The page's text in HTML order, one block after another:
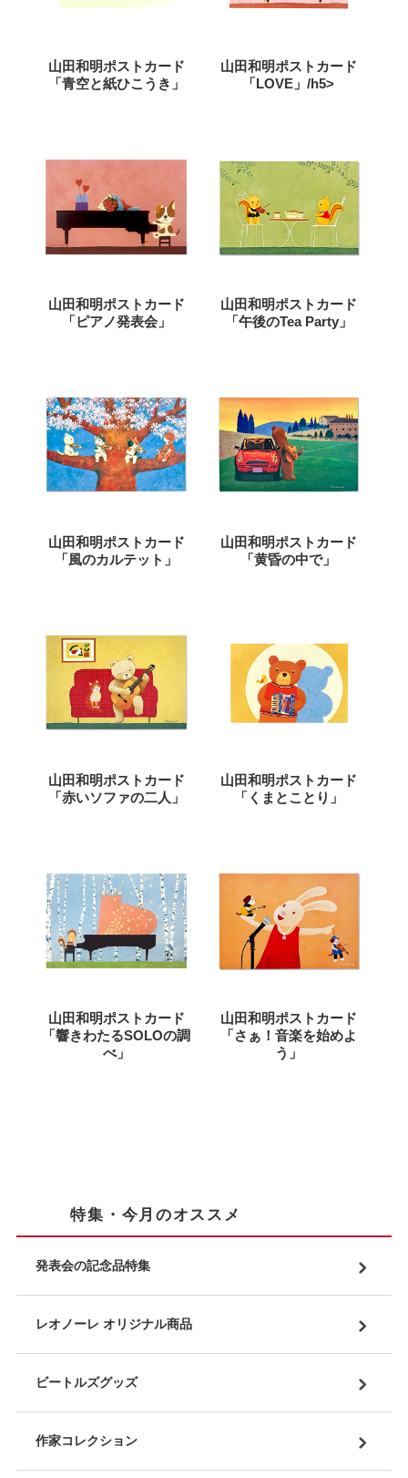
山田和明ポストカード
「青空と紙ひこうき」
山田和明ポストカード
「LOVE」/h5>
山田和明ポストカード
「ピアノ発表会」
山田和明ポストカード
「午後のTea Party」
山田和明ポストカード
「風のカルテット」
山田和明ポストカード
「黄昏の中で」
山田和明ポストカード
「赤いソファの二人」
山田和明ポストカード
「くまとことり」
山田和明ポストカード
「響きわたるSOLOの調
べ」
山田和明ポストカード
「さぁ！音楽を始めよ
う」
特集・今月のオススメ
発表会の記念品特集
レオノーレ オリジナル商品
ビートルズグッズ
作家コレクション